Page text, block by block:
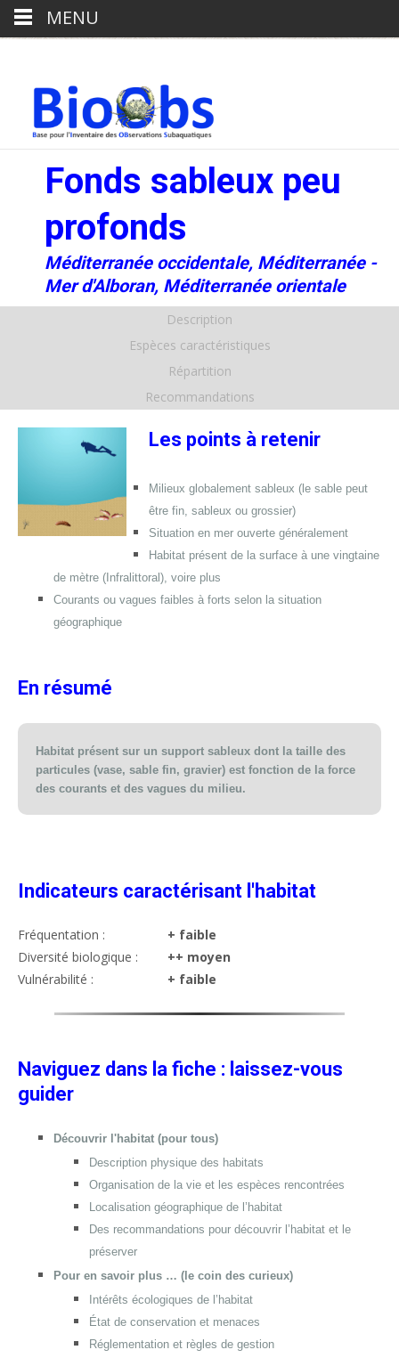
Fonds sableux peu
profonds
Méditerranée occidentale, Méditerranée -
Mer d'Alboran, Méditerranée orientale
Description
Espèces caractéristiques
Répartition
Recommandations
Les points à retenir
Milieux globalement sableux (le sable peut
être fin, sableux ou grossier)
Situation en mer ouverte généralement
Habitat présent de la surface à une vingtaine
de mètre (Infralittoral), voire plus
Courants ou vagues faibles à forts selon la situation
géographique
En résumé
Habitat présent sur un support sableux dont la taille des
particules (vase, sable fin, gravier) est fonction de la force
des courants et des vagues du milieu.
Indicateurs caractérisant l'habitat
Fréquentation :
+ faible
Diversité biologique :
++ moyen
Vulnérabilité :
+ faible
Naviguez dans la fiche : laissez-vous
guider
Découvrir l'habitat (pour tous)
Description physique des habitats
Organisation de la vie et les espèces rencontrées
Localisation géographique de l’habitat
Des recommandations pour découvrir l’habitat et le
préserver
Pour en savoir plus … (le coin des curieux)
Intérêts écologiques de l’habitat
État de conservation et menaces
Réglementation et règles de gestion
MENU